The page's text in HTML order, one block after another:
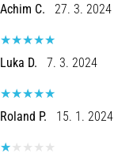
de
Corredor:
Causas,
Tratamento
e
Prevenção
joelho
Achim C. 27. 3. 2024
Luka D. 7. 3. 2024
Roland P. 15. 1. 2024